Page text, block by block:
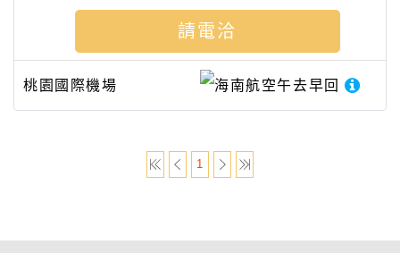
桃園國際機場 海南航空午去早回
請電洽
1